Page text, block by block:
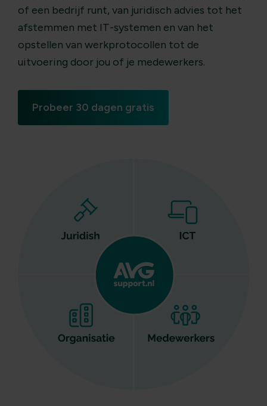
of een bedrijf runt, van juridisch advies tot het
afstemmen met IT-systemen en van het
opstellen van werkprotocollen tot de
uitvoering door jou of je medewerkers.
Probeer 30 dagen gratis